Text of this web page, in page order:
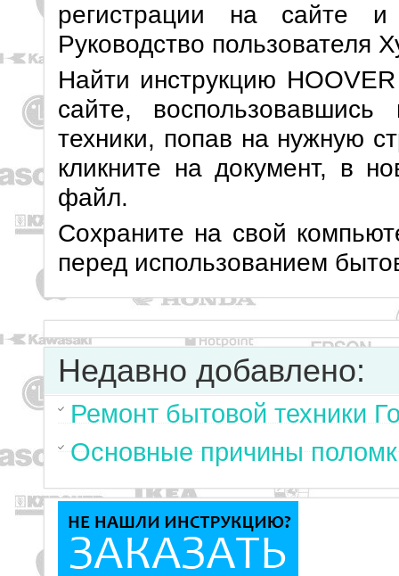
регистрации на сайте
Руководство пользователя
Найти инструкцию
сайте,
техники, попав на нужную
кликните на документ, в
файл.
Сохраните на свой
перед использованием
Недавно добавлено:
Ремонт бытовой техники
Основные причины